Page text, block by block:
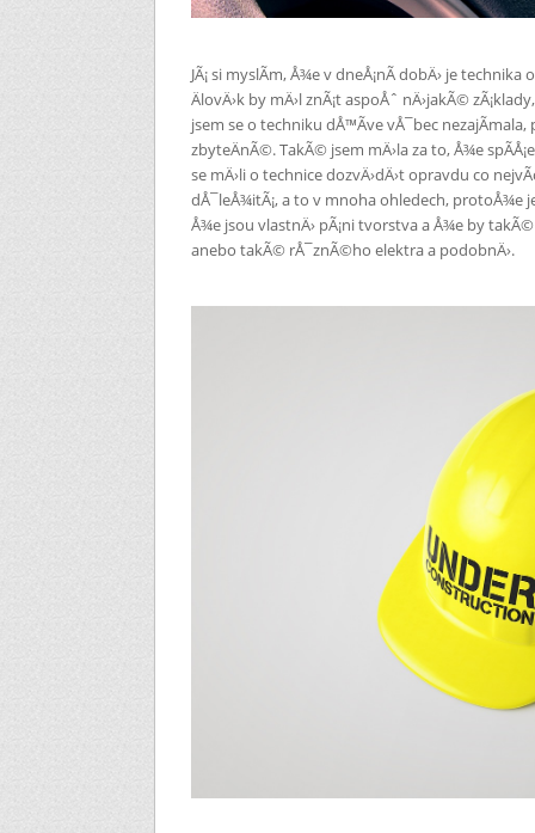
JÃ¡ si myslÃ­m, Å¾e v dneÅ¡nÃ­ dobÄ› je
ÄlovÄ›k by mÄ›l znÃ¡t aspoÅˆ nÄ›jakÃ©
jsem se o techniku dÅ™Ã­ve vÅ¯bec
zbyteÄnÃ©. TakÃ© jsem mÄ›la za to, Å¾e
se mÄ›li o technice dozvÄ›dÄ›t opravdu co
dÅ¯leÅ¾itÃ¡, a to v mnoha ohledech, protoÅ¾e
Å¾e jsou vlastnÄ› pÃ¡ni tvorstva a Å¾e by
anebo takÃ© rÅ¯znÃ©ho elektra a podobnÄ›.